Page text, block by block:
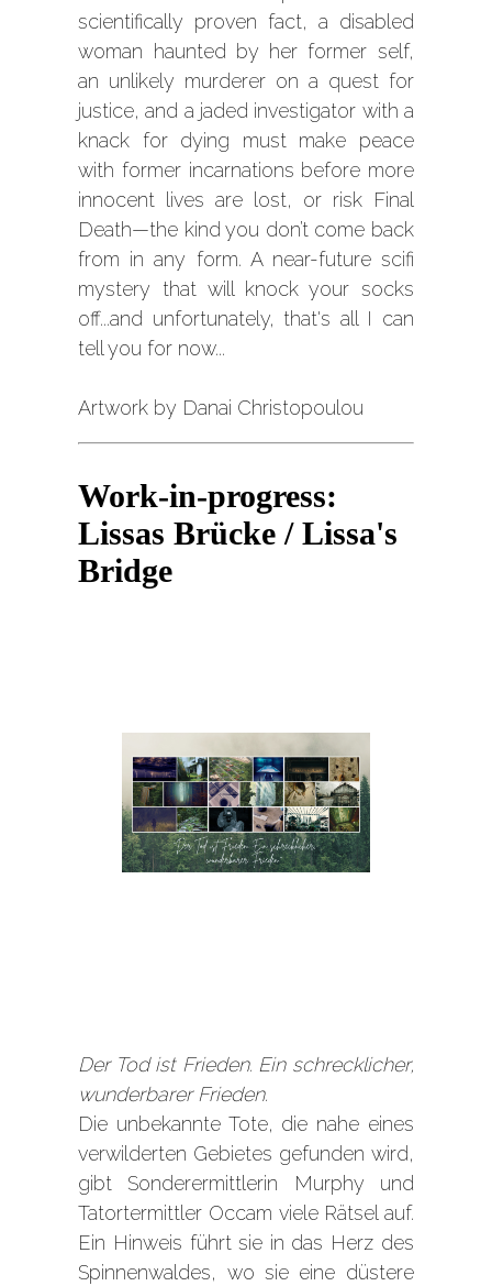
scientifically proven fact, a disabled
woman haunted by her former self,
an unlikely murderer on a quest for
justice, and a jaded investigator with a
knack for dying must make peace
with former incarnations before more
innocent lives are lost, or risk Final
Death—the kind you don’t come back
from in any form. A near-future scifi
mystery that will knock your socks
off...and unfortunately, that's all I can
tell you for now...
Artwork by Danai Christopoulou
Work-in-progress:
Lissas Brücke / Lissa's
Bridge
Der Tod ist Frieden. Ein schrecklicher,
wunderbarer Frieden.
Die unbekannte Tote, die nahe eines
verwilderten Gebietes gefunden wird,
gibt Sonderermittlerin Murphy und
Tatortermittler Occam viele Rätsel auf.
Ein Hinweis führt sie in das Herz des
Spinnenwaldes, wo sie eine düstere